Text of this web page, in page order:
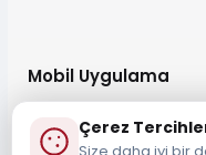
Mobil Uygulama
Çerez